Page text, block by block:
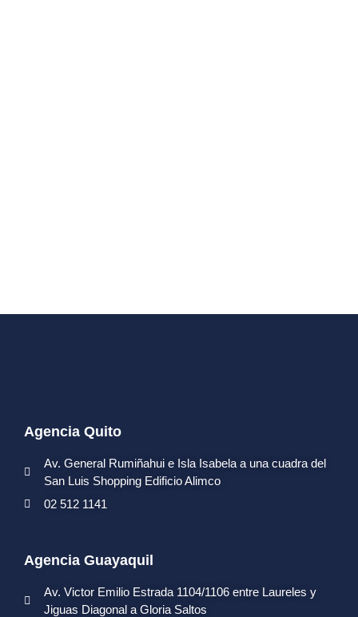
Agencia Quito
Av. General Rumiñahui e Isla Isabela a una cuadra del
San Luis Shopping Edificio Alimco
02 512 1141
Agencia Guayaquil
Av. Victor Emilio Estrada 1104/1106 entre Laureles y
Jiguas Diagonal a Gloria Saltos